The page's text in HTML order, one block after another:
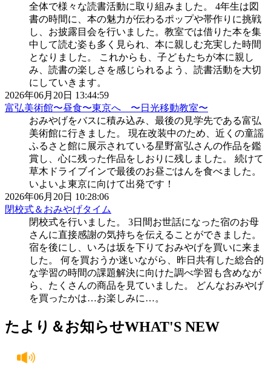
全体で様々な読書活動に取り組みました。 4年生は図
書の時間に、本の魅力が伝わるポップや帯作りに挑戦
し、お披露目会を行いました。教室では借りた本を集
中して読む姿も多く見られ、本に親しむ充実した時間
となりました。 これからも、子どもたちが本に親し
み、読書の楽しさを感じられるよう、読書活動を大切
にしていきます。
2026年06月20日 13:44:59
富弘美術館〜昼食〜東京へ 〜日光移動教室〜
おみやげをバスに積み込み、最後の見学先である富弘
美術館に行きました。 現在改装中のため、近くの童謡
ふるさと館に展示されている星野富弘さんの作品を鑑
賞し、心に残った作品をしおりに残しました。 続けて
草木ドライブインで最後のお昼ごはんを食べました。
いよいよ東京に向けて出発です！
2026年06月20日 10:28:06
閉校式＆おみやげタイム
閉校式を行いました。 3日間お世話になった宿のお母
さんに直接感謝の気持ちを伝えることができました。
宿を後にし、いろは坂を下りておみやげを買いに来ま
した。 何を買おうか迷いながら、昨日共有した総合的
な学習の時間の課題解決に向けた調べ学習も含めなが
ら、たくさんの商品を見ていました。 どんなおみやげ
を買ったかは…お楽しみに…。
たより＆お知らせWHAT'S NEW